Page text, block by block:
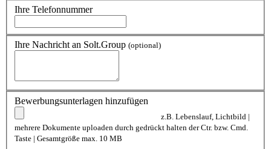
Ihre Telefonnummer
Ihre Nachricht an Solt.Group (optional)
Bewerbungsunterlagen hinzufügen
z.B. Lebenslauf, Lichtbild |
mehrere Dokumente uploaden durch gedrückt halten der Ctr. bzw. Cmd.
Taste | Gesamtgröße max. 10 MB